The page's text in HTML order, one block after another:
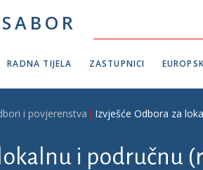
RADNA TIJELA ZASTUPNICI
i povjerenstva Izvješće Odbora za
i područnu